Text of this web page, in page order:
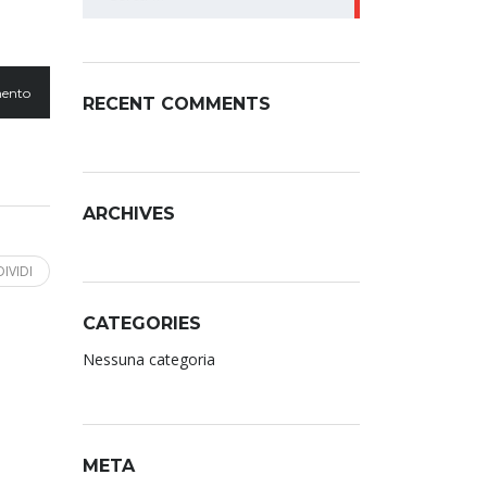
RECENT COMMENTS
ARCHIVES
CATEGORIES
Nessuna categoria
META